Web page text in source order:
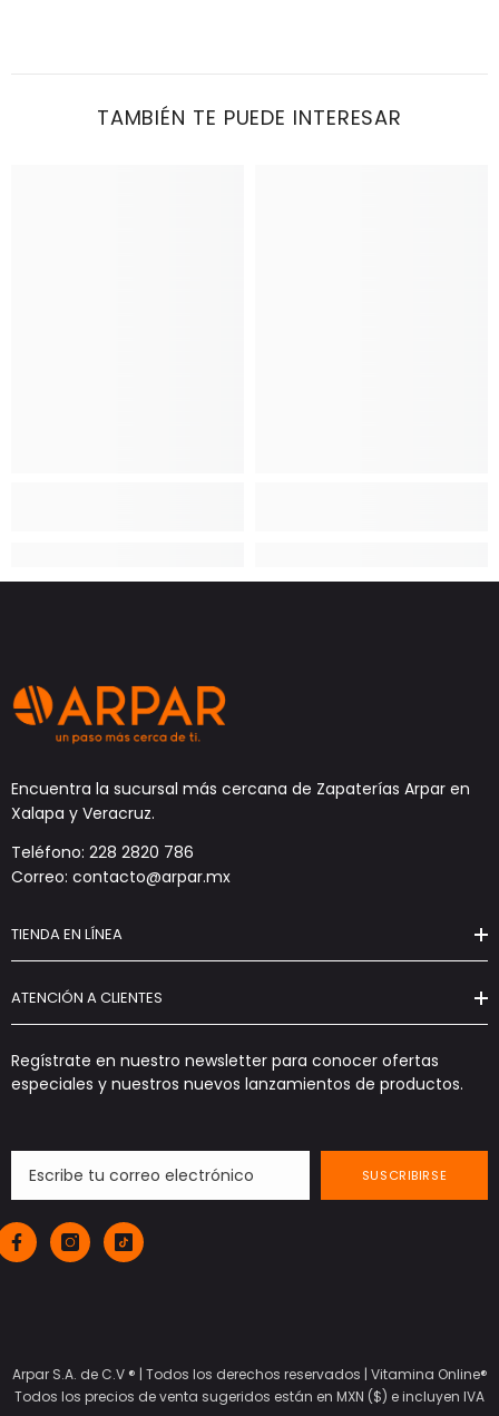
TAMBIÉN TE PUEDE INTERESAR
Encuentra la sucursal más cercana de Zapaterías Arpar en
Xalapa y Veracruz.
Teléfono: 228 2820 786
Correo: contacto@arpar.mx
TIENDA EN LÍNEA
ATENCIÓN A CLIENTES
Regístrate en nuestro newsletter para conocer ofertas
especiales y nuestros nuevos lanzamientos de productos.
SUSCRIBIRSE
Arpar S.A. de C.V ® | Todos los derechos reservados | Vitamina Online®
Todos los precios de venta sugeridos están en MXN ($) e incluyen IVA